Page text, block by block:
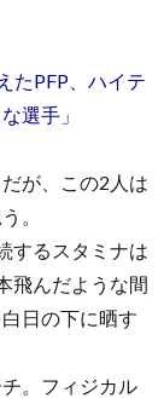
たPFP、ハイテ
選手」
が、この2人は
。
するスタミナは
飛んだような間
日の下に晒す
。フィジカル